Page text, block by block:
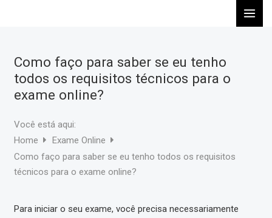
conteúdo
Como faço para saber se eu tenho
todos os requisitos técnicos para o
exame online?
Você está aqui:
Home
Exame Online
Como faço para saber se eu tenho todos os requisitos
técnicos para o exame online?
Para iniciar o seu exame, você precisa necessariamente